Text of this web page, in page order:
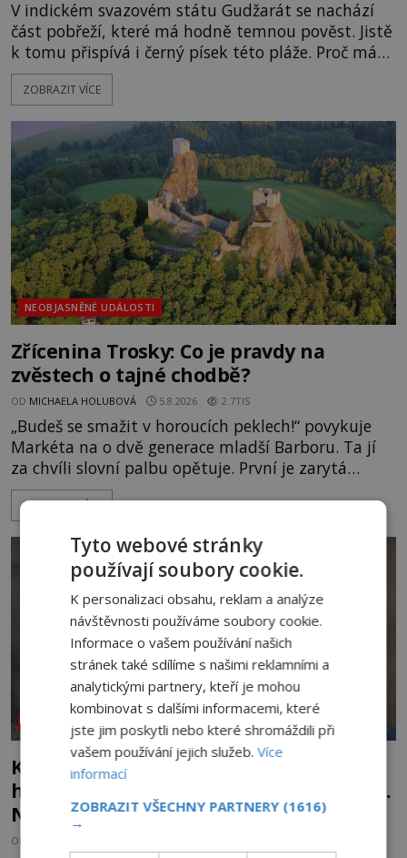
V indickém svazovém státu Gudžarát se nachází
část pobřeží, které má hodně temnou pověst. Jistě
k tomu přispívá i černý písek této pláže. Proč má
pláž takové netypické zbarvení? Nakolik jsou
pravdivé historky, že zde došlo k nevysvětlitelným
následovat. Vstupujeme na pláž Dumas ve městě
Surat. Gu
ZOBRAZIT VÍCE
NEOBJASNĚNÉ UDÁLOSTI
Zřícenina Trosky: Co je pravdy na
zvěstech o tajné chodbě?
OD MICHAELA HOLUBOVÁ 5.8.2026 2.7TIS
„Budeš se smažit v horoucích peklech!“ povykuje
Markéta na o dvě generace mladší Barboru. Ta jí
za chvíli slovní palbu opětuje. První je zarytá
katolička, druhá přesvědčená kališnice. A každá z
nich se usídlí na jedné z věží slavného hradu
mezi vůdce protihusitského boje. Za manželku má
skutečně jistou
ZOBRAZIT VÍCE
NEOBJASNĚNÉ UDÁLOSTI
Kletba Tamerlánovy hrobky: Otevřeli
hrob a za dva dny začala invaze do SSSR.
Náhoda, nebo varování?
OD
Tyto webové stránky
používají soubory cookie.
K personalizaci obsahu, reklam a analýze
návštěvnosti používáme soubory cookie.
Informace o vašem používání našich
stránek také sdílíme s našimi reklamními a
analytickými partnery, kteří je mohou
kombinovat s dalšími informacemi, které
jste jim poskytli nebo které shromáždili při
vašem používání jejich služeb.Více
informací
ZOBRAZIT VŠECHNY PARTNERY (1616)
→